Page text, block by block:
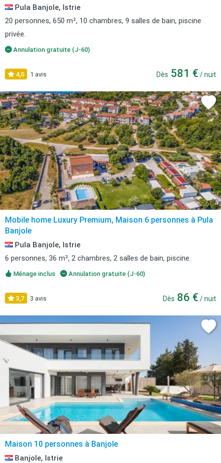
Pula Banjole, Istrie
20 personnes, 650 m², 10 chambres, 9 salles de bain, piscine
privée.
Annulation gratuite (J-60)
4,0 1 avis Dès 581 € / nuit
Mobile home Luxury Premium, Maison 6 personnes à Pula
Banjole
Pula Banjole, Istrie
6 personnes, 36 m², 2 chambres, 2 salles de bain, piscine.
Ménage inclus Annulation gratuite (J-60)
3,7 3 avis Dès 86 € / nuit
Maison 10 personnes à Banjole
Banjole, Istrie